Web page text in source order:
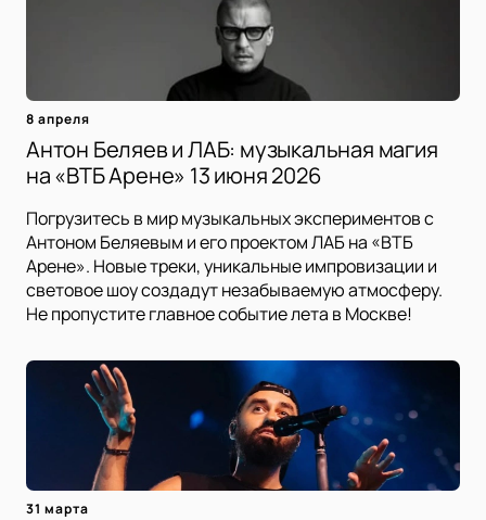
8 апреля
Антон Беляев и ЛАБ: музыкальная магия
на «ВТБ Арене» 13 июня 2026
Погрузитесь в мир музыкальных экспериментов с
Антоном Беляевым и его проектом ЛАБ на «ВТБ
Арене». Новые треки, уникальные импровизации и
световое шоу создадут незабываемую атмосферу.
Не пропустите главное событие лета в Москве!
31 марта